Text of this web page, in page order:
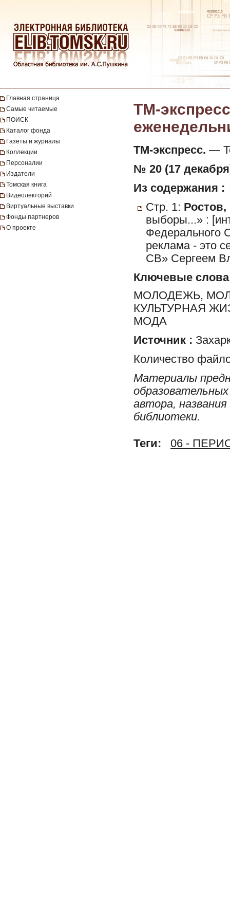
Главная страница
Самые читаемые
ПОИСК
Каталог фонда
Газеты и журналы
Коллекции
Персоналии
Издатели
Томская книга
Видеолекторий
Виртуальные выставки
Фонды партнеров
О проекте
ТМ-
ТМ-экспресс. —
№ 20 (17
Из содержания :
Стр. 1: Ростов,
выборы...» :
реклама - это
СВ» Сергеем
Ключевые слова
МОЛОДЕЖЬ,
КУЛЬТУРНАЯ
МОДА
Источник :
Количество
Материалы
автора,
библиотеки.
Теги: 06 -